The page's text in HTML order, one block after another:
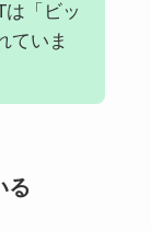
「ビッ
ていま
る